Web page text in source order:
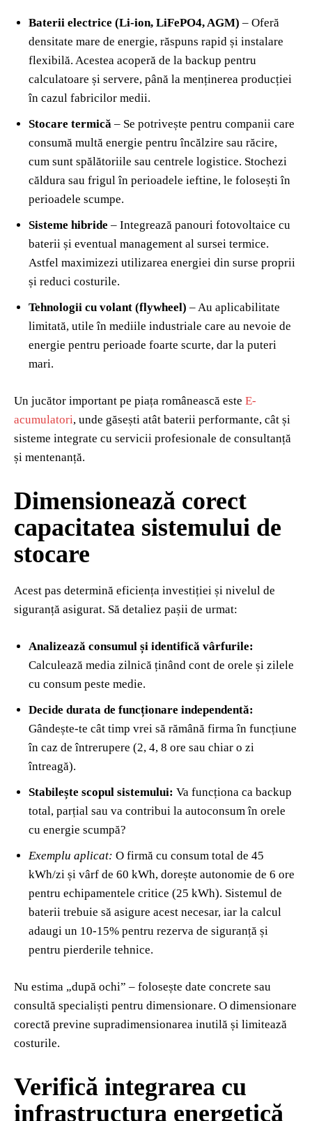
Baterii electrice (Li-ion, LiFePO4, AGM) – Oferă
densitate mare de energie, răspuns rapid și instalare
flexibilă. Acestea acoperă de la backup pentru
calculatoare și servere, până la menținerea producției
în cazul fabricilor medii.
Stocare termică – Se potrivește pentru companii care
consumă multă energie pentru încălzire sau răcire,
cum sunt spălătoriile sau centrele logistice. Stochezi
căldura sau frigul în perioadele ieftine, le folosești în
perioadele scumpe.
Sisteme hibride – Integrează panouri fotovoltaice cu
baterii și eventual management al sursei termice.
Astfel maximizezi utilizarea energiei din surse proprii
și reduci costurile.
Tehnologii cu volant (flywheel) – Au aplicabilitate
limitată, utile în mediile industriale care au nevoie de
energie pentru perioade foarte scurte, dar la puteri
mari.
Un jucător important pe piața românească este E-
acumulatori, unde găsești atât baterii performante, cât și
sisteme integrate cu servicii profesionale de consultanță
și mentenanță.
Dimensionează corect
capacitatea sistemului de
stocare
Acest pas determină eficiența investiției și nivelul de
siguranță asigurat. Să detaliez pașii de urmat:
Analizează consumul și identifică vârfurile:
Calculează media zilnică ținând cont de orele și zilele
cu consum peste medie.
Decide durata de funcționare independentă:
Gândește-te cât timp vrei să rămână firma în funcțiune
în caz de întrerupere (2, 4, 8 ore sau chiar o zi
întreagă).
Stabilește scopul sistemului: Va funcționa ca backup
total, parțial sau va contribui la autoconsum în orele
cu energie scumpă?
Exemplu aplicat: O firmă cu consum total de 45
kWh/zi și vârf de 60 kWh, dorește autonomie de 6 ore
pentru echipamentele critice (25 kWh). Sistemul de
baterii trebuie să asigure acest necesar, iar la calcul
adaugi un 10-15% pentru rezerva de siguranță și
pentru pierderile tehnice.
Nu estima „după ochi” – folosește date concrete sau
consultă specialiști pentru dimensionare. O dimensionare
corectă previne supradimensionarea inutilă și limitează
costurile.
Verifică integrarea cu
infrastructura energetică